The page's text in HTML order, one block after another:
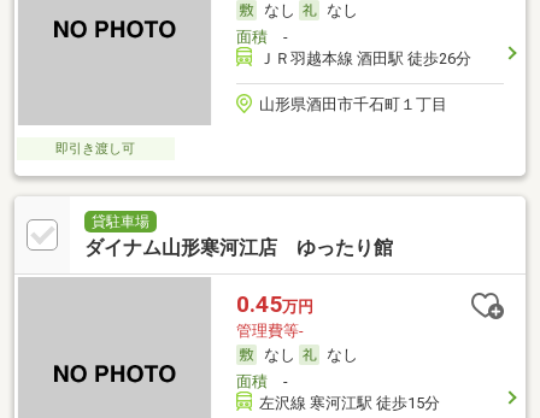
なし
なし
面積-
ＪＲ羽越本線 酒田駅 徒歩26分
山形県酒田市千石町１丁目
即引き渡し可
貸駐車場
ダイナム山形寒河江店 ゆったり館
0.45万円
管理費等-
なし
なし
面積-
左沢線 寒河江駅 徒歩15分